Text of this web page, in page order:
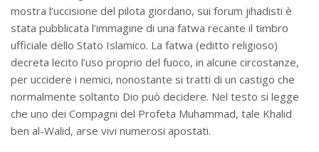
mostra l’uccisione del pilota giordano, sui forum jihadisti è
stata pubblicata l’immagine di una fatwa recante il timbro
ufficiale dello Stato Islamico. La fatwa (editto religioso)
decreta lecito l’uso proprio del fuoco, in alcune circostanze,
per uccidere i nemici, nonostante si tratti di un castigo che
normalmente soltanto Dio può decidere. Nel testo si legge
che uno dei Compagni del Profeta Muhammad, tale Khalid
ben al-Walid, arse vivi numerosi apostati.